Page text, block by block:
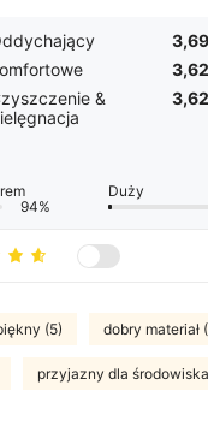
3,69
3,62
&
3,62
94%
Duży
(5) dobry materiał
przyjazny dla